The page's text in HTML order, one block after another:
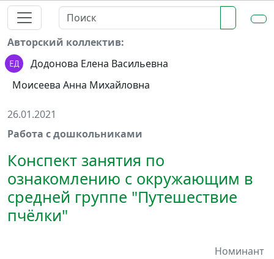
Авторский коллектив:
Додонова Елена Васильевна
Моисеева Анна Михайловна
26.01.2021
Работа с дошкольниками
Конспект занятия по
ознакомлению с окружающим в
средней группе "Путешествие
пчёлки"
Номинант